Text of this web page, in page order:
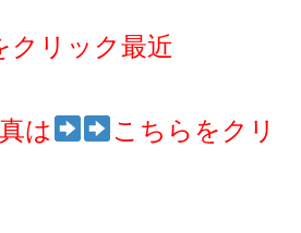
クリック最近
は こちらをクリ